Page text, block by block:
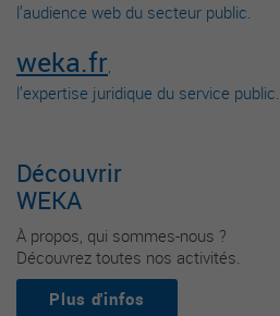
l’audience web du secteur public.
weka.fr,
l’expertise juridique du service public.
Découvrir
WEKA
À propos, qui sommes-nous ?
Découvrez toutes nos activités.
Plus d'infos